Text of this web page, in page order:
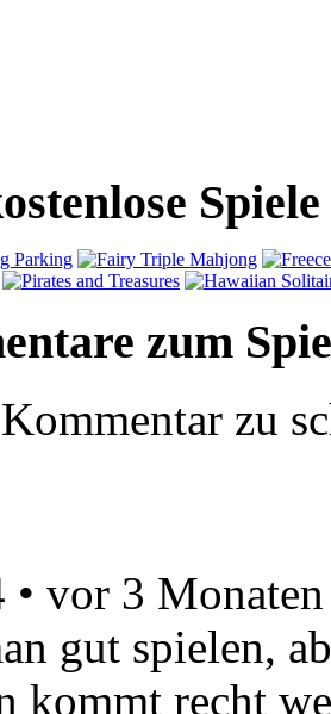
zum
zu
• vor 3 Monaten
gut spielen,
kommt recht